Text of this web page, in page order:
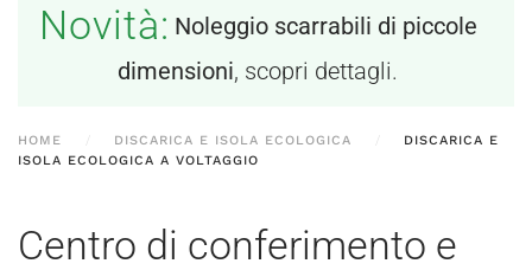
Novità: Noleggio scarrabili di piccole
dimensioni, scopri dettagli.
HOME DISCARICA E ISOLA ECOLOGICA
DISCARICA E
ISOLA ECOLOGICA A VOLTAGGIO
Centro di conferimento e